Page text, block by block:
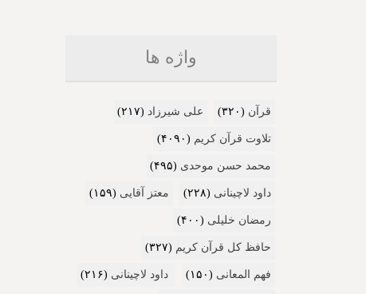
واژه ها
قرآن (۳۲۰) علی شیرزاد (۲۱۷)
تلاوت قرآن کریم (۴۰۹۰)
محمد حسن موحدی (۴۹۵)
داود لاچینانی (۲۲۸) معتز آقایی (۱۵۹)
رمضان خلیلی (۴۰۰)
حافظ کل قرآن کریم (۳۲۷)
فهم المعانی (۱۵۰) داود لاچینانی (۲۱۶)